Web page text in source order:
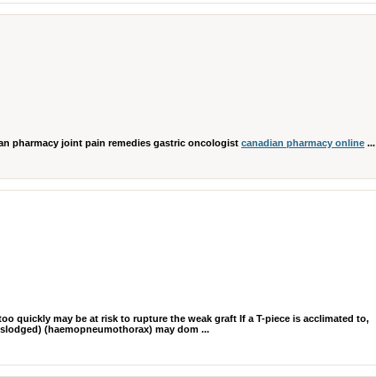
pharmacy joint pain remedies gastric oncologist canadian pharmacy online ...
quickly may be at risk to rupture the weak graft If a T-piece is acclimated to,
(haemopneumothorax) may dom ...